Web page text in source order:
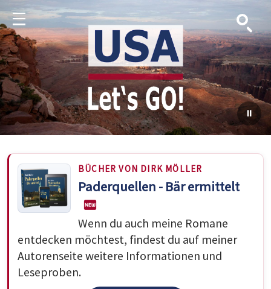
Menu Suche
BÜCHER VON DIRK MÖLLER
Paderquellen - Bär ermittelt
Wenn du auch meine Romane
entdecken möchtest, findest du auf meiner
Autorenseite weitere Informationen und
Leseproben.